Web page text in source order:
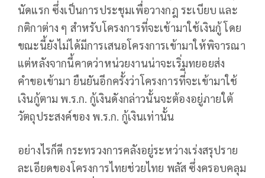
นัดแรก ซึ่งเป็นการประชุมเพื่อวางกฎ ระเบียบ และ
กติกาต่าง ๆ สำหรับโครงการที่จะเข้ามาใช้เงินกู้ โดย
ขณะนี้ยังไม่ได้มีการเสนอโครงการเข้ามาให้พิจารณา
แต่หลังจากนี้คาดว่าหน่วยงานน่าจะเริ่มทยอยส่ง
คำขอเข้ามา ยืนยันอีกครั้งว่าโครงการที่ีจะเข้ามาใช้
เงินกู้ตาม พ.ร.ก. กู้เงินดังกล่าวนั้นจะต้องอยู่ภายใต้
วัตถุประสงค์ของ พ.ร.ก. กู้เงินเท่านั้น
อย่างไรก็ดี กระทรวงการคลังอยู่ระหว่างเร่งสรุปราย
ละเอียดของโครงการไทยช่วยไทย พลัส ซึ่งครอบคลุม